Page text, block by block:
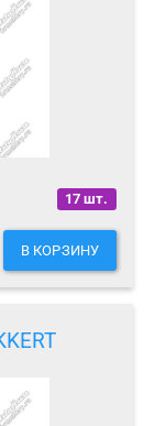
17 шт.
В КОРЗИНУ